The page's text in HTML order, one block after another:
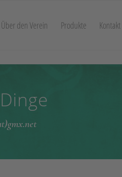
Über den Verein Produkte Kontakt